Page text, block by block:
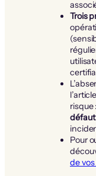
Trois
risque
défaut
Pour
de